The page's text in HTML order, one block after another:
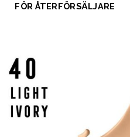
FÖR ÅTERFÖRSÄLJARE